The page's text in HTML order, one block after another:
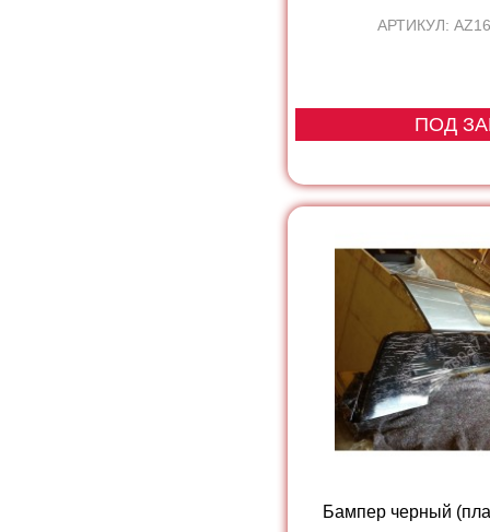
АРТИКУЛ:
ПОД
Бампер черный